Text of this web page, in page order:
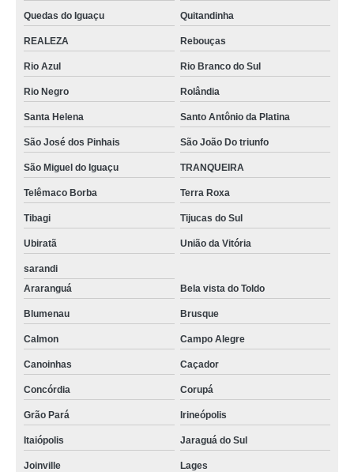
Quedas do Iguaçu Quitandinha
REALEZA Rebouças
Rio Azul Rio Branco do Sul
Rio Negro Rolândia
Santa Helena Santo Antônio da Platina
São José dos Pinhais São João Do triunfo
São Miguel do Iguaçu TRANQUEIRA
Telêmaco Borba Terra Roxa
Tibagi Tijucas do Sul
Ubiratã União da Vitória
sarandi
Araranguá
Bela vista do Toldo
Blumenau Brusque
Calmon Campo Alegre
Canoinhas Caçador
Concórdia Corupá
Grão Pará Irineópolis
Itaiópolis Jaraguá do Sul
Joinville Lages